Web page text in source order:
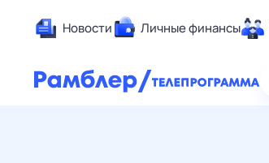
Новости Личные финансы